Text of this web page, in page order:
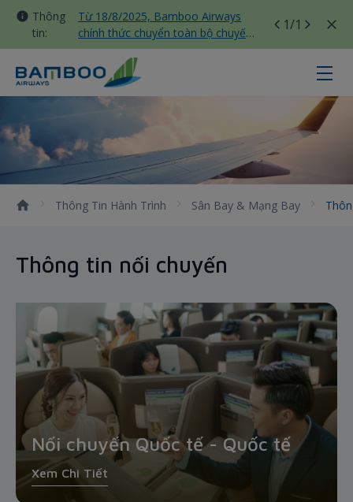
Thông
tin:
Từ 18/8/2025, Bamboo Airways
chính thức chuyển toàn bộ chuyến
bay nội địa sang nhà ga T3 Tân
Sơn Nhất
1/1
Thông tin nối chuyến - Bamboo
Thông Tin Hành Trình Sân Bay & Mạng Bay
Thông tin nối chuyến
Nối chuyến Quốc tế - Quốc tế
Xem Chi Tiết